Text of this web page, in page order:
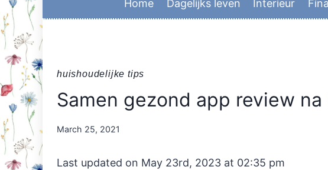
Home Dagelijks leven Interieur
huishoudelijke tips
Samen gezond app review
By
March 25, 2021
Last updated on May 23rd, 2023 at 02:35 pm